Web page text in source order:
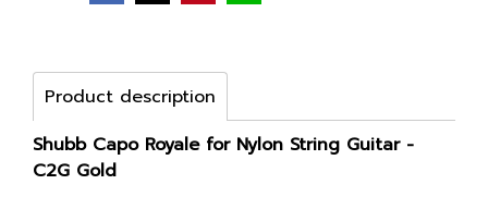
Product description
Shubb Capo Royale for Nylon String Guitar -
C2G Gold